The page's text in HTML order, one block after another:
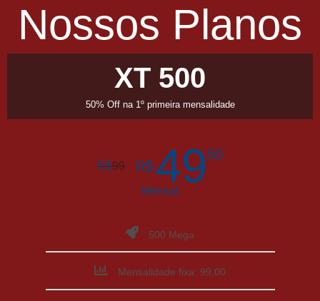
Nossos Planos
XT 500
50% Off na 1º primeira mensalidade
R$99 R$4950
Mensal
500 Mega
Mensalidade fixa: 99,00